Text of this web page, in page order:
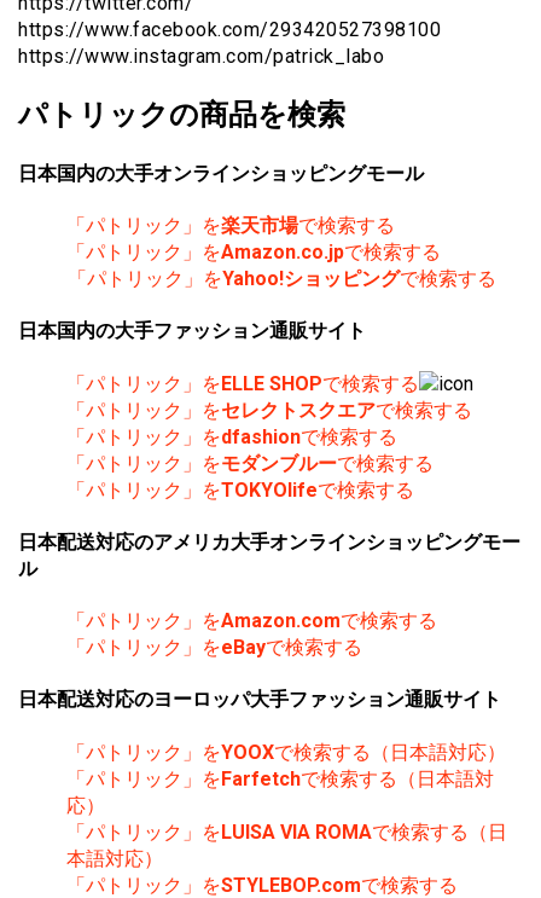
https://www.facebook.com/293420527398100
https://www.instagram.com/patrick_labo
パトリックの商品を検索
日本国内の大手オンラインショッピングモール
「パトリック」を楽天市場で検索する
「パトリック」をAmazon.co.jpで検索する
「パトリック」をYahoo!ショッピングで検索する
日本国内の大手ファッション通販サイト
「パトリック」をELLE SHOPで検索する
「パトリック」をセレクトスクエアで検索する
「パトリック」をdfashionで検索する
「パトリック」をモダンブルーで検索する
「パトリック」をTOKYOlifeで検索する
日本配送対応のアメリカ大手オンラインショッピングモー
ル
「パトリック」をAmazon.comで検索する
「パトリック」をeBayで検索する
日本配送対応のヨーロッパ大手ファッション通販サイト
「パトリック」をYOOXで検索する（日本語対応）
「パトリック」をFarfetchで検索する（日本語対
応）
「パトリック」をLUISA VIA ROMAで検索する（日
本語対応）
「パトリック」をSTYLEBOP.comで検索する